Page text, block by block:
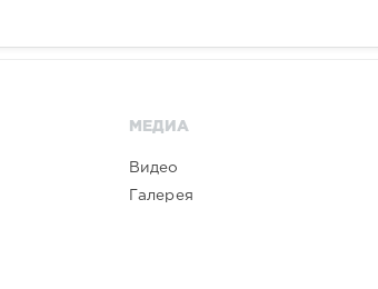
МЕДИА
Видео
Галерея